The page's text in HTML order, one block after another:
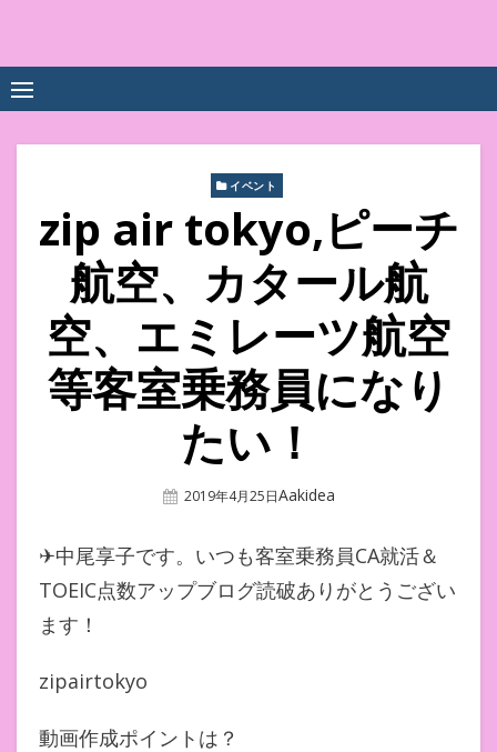
content
数UPｽｸｰﾙ
イベント
zip air tokyo,ピーチ
航空、カタール航
空、エミレーツ航空
等客室乗務員になり
たい！
Posted
2019年4月25日Author
Aakidea
✈中尾享子です。いつも客室乗務員CA就活＆
TOEIC点数アップブログ読破ありがとうござい
ます！
zipairtokyo
動画作成ポイントは？